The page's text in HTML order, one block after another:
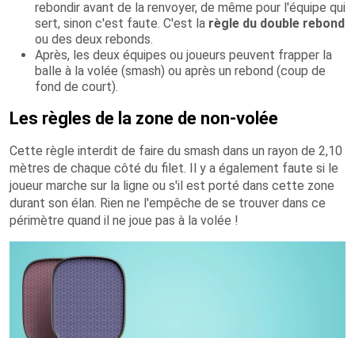
rebondir avant de la renvoyer, de même pour l'équipe qui
sert, sinon c'est faute. C'est la règle du double rebond
ou des deux rebonds.
Après, les deux équipes ou joueurs peuvent frapper la
balle à la volée (smash) ou après un rebond (coup de
fond de court).
Les règles de la zone de non-volée
Cette règle interdit de faire du smash dans un rayon de 2,10
mètres de chaque côté du filet. Il y a également faute si le
joueur marche sur la ligne ou s'il est porté dans cette zone
durant son élan. Rien ne l'empêche de se trouver dans ce
périmètre quand il ne joue pas à la volée !